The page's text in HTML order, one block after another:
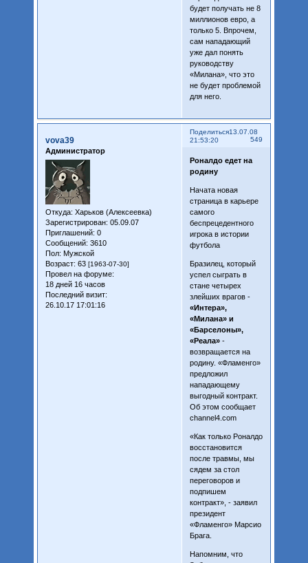
будет получать не 8
миллионов евро, а
только 5. Впрочем,
сам нападающий
уже дал понять
руководству
«Милана», что это
не будет проблемой
для него.
Поделиться
549
13.07.08
21:53:20
vova39
Администратор
Откуда: Харьков (Алексеевка)
Зарегистрирован: 05.09.07
Приглашений: 0
Сообщений: 3610
Пол: Мужской
Возраст: 63 [1963-07-30]
Провел на форуме:
18 дней 16 часов
Последний визит:
26.10.17 17:01:16
Роналдо едет на
родину
Начата новая
страница в карьере
самого
беспрецедентного
игрока в истории
футбола
Бразилец, который
успел сыграть в
стане четырех
злейших врагов -
«Интера»,
«Милана» и
«Барселоны»,
«Реала» -
возвращается на
родину. «Фламенго»
предложил
нападающему
выгодный контракт.
Об этом сообщает
channel4.com
«Как только Роналдо
восстановится
после травмы, мы
сядем за стол
переговоров и
подпишем
контракт», - заявил
президент
«Фламенго» Марсио
Брага.
Напомним, что